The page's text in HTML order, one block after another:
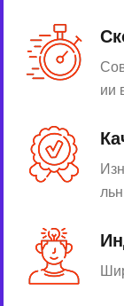
ии